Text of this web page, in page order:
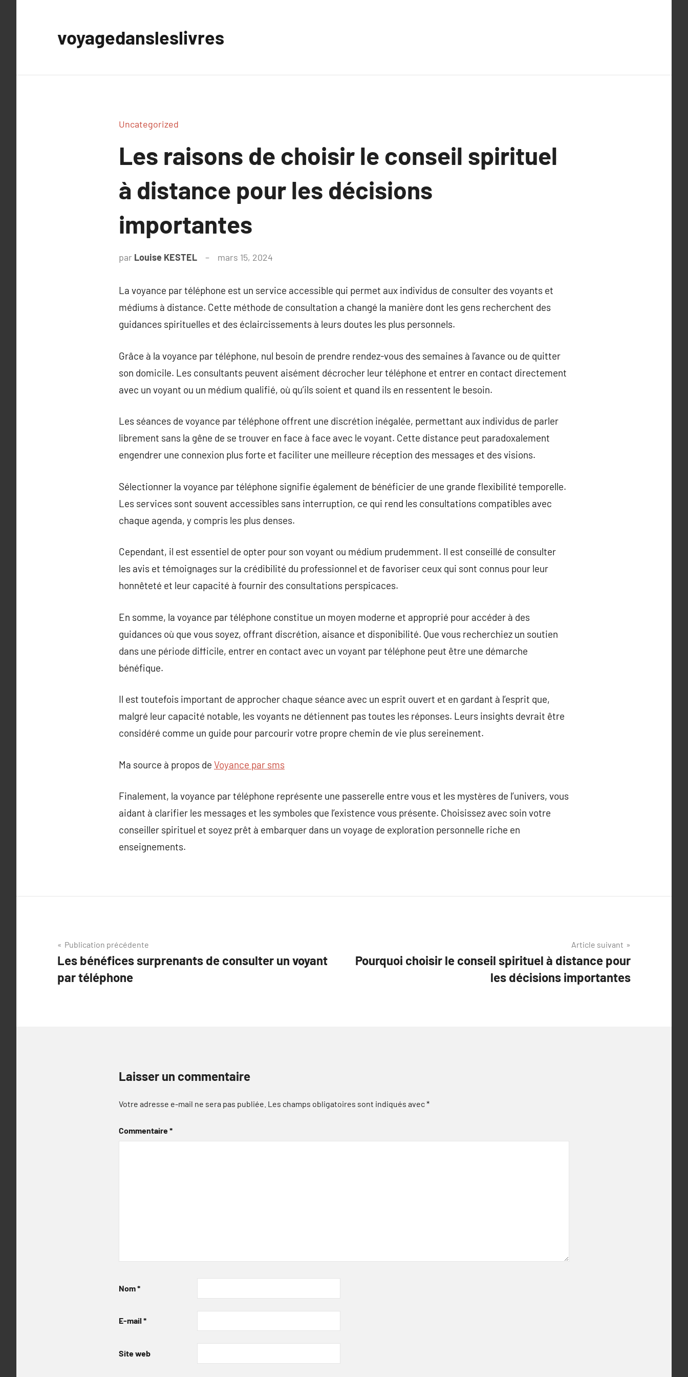
voyagedansleslivres
Uncategorized
Les raisons de choisir le conseil spirituel
à distance pour les décisions
importantes
par Louise KESTEL mars 15, 2024
La voyance par téléphone est un service accessible qui permet aux individus de consulter des voyants et
médiums à distance. Cette méthode de consultation a changé la manière dont les gens recherchent des
guidances spirituelles et des éclaircissements à leurs doutes les plus personnels.
Grâce à la voyance par téléphone, nul besoin de prendre rendez-vous des semaines à l’avance ou de quitter
son domicile. Les consultants peuvent aisément décrocher leur téléphone et entrer en contact directement
avec un voyant ou un médium qualifié, où qu’ils soient et quand ils en ressentent le besoin.
Les séances de voyance par téléphone offrent une discrétion inégalée, permettant aux individus de parler
librement sans la gêne de se trouver en face à face avec le voyant. Cette distance peut paradoxalement
engendrer une connexion plus forte et faciliter une meilleure réception des messages et des visions.
Sélectionner la voyance par téléphone signifie également de bénéficier de une grande flexibilité temporelle.
Les services sont souvent accessibles sans interruption, ce qui rend les consultations compatibles avec
chaque agenda, y compris les plus denses.
Cependant, il est essentiel de opter pour son voyant ou médium prudemment. Il est conseillé de consulter
les avis et témoignages sur la crédibilité du professionnel et de favoriser ceux qui sont connus pour leur
honnêteté et leur capacité à fournir des consultations perspicaces.
En somme, la voyance par téléphone constitue un moyen moderne et approprié pour accéder à des
guidances où que vous soyez, offrant discrétion, aisance et disponibilité. Que vous recherchiez un soutien
dans une période difficile, entrer en contact avec un voyant par téléphone peut être une démarche
bénéfique.
Il est toutefois important de approcher chaque séance avec un esprit ouvert et en gardant à l’esprit que,
malgré leur capacité notable, les voyants ne détiennent pas toutes les réponses. Leurs insights devrait être
considéré comme un guide pour parcourir votre propre chemin de vie plus sereinement.
Ma source à propos de Voyance par sms
Finalement, la voyance par téléphone représente une passerelle entre vous et les mystères de l’univers, vous
aidant à clarifier les messages et les symboles que l’existence vous présente. Choisissez avec soin votre
conseiller spirituel et soyez prêt à embarquer dans un voyage de exploration personnelle riche en
enseignements.
Navigation
de
l’article
Publication précédente
Les bénéfices surprenants de consulter un voyant
par téléphone
Article suivant
Pourquoi choisir le conseil spirituel à distance pour
les décisions importantes
Laisser un commentaire
Votre adresse e-mail ne sera pas publiée. Les champs obligatoires sont indiqués avec*
Commentaire*
Nom*
E-mail *
Site web